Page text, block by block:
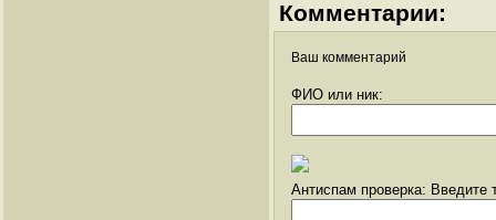
Комментарии:
Ваш комментарий
ФИО или ник:
Антиспам проверка: Введите